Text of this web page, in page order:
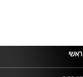
ראשי